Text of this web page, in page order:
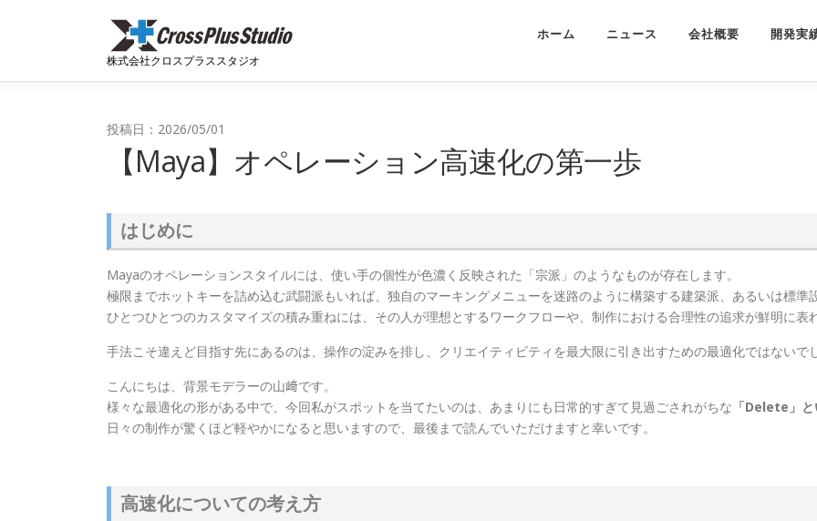
株式会社クロスプラススタジオ
ホーム ニュース 会社概要 開発実
投稿日：2026/05/01
【Maya】オペレーション高速化の第一歩
はじめに
Mayaのオペレーションスタイルには、使い手の個性が色濃く反映された「宗派」のようなものが存在します。
極限までホットキーを詰め込む武闘派もいれば、独自のマーキングメニューを迷路のように構築する建築派、あるいは標準
ひとつひとつのカスタマイズの積み重ねには、その人が理想とするワークフローや、制作における合理性の追求が鮮明に表
手法こそ違えど目指す先にあるのは、操作の淀みを排し、クリエイティビティを最大限に引き出すための最適化ではないで
こんにちは、背景モデラーの山﨑です。
様々な最適化の形がある中で、今回私がスポットを当てたいのは、あまりにも日常的すぎて見過ごされがちな 「Delete」
日々の制作が驚くほど軽やかになると思いますので、最後まで読んでいただけますと幸いです。
高速化についての考え方